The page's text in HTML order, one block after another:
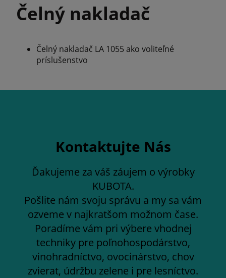
Čelný nakladač
Čelný nakladač LA 1055 ako voliteľné
príslušenstvo
Kontaktujte Nás
Ďakujeme za váš záujem o výrobky
KUBOTA.
Pošlite nám svoju správu a my sa vám
ozveme v najkratšom možnom čase.
Poradíme vám pri výbere vhodnej
techniky pre poľnohospodárstvo,
vinohradníctvo, ovocinárstvo, chov
zvierat, údržbu zelene i pre lesníctvo.